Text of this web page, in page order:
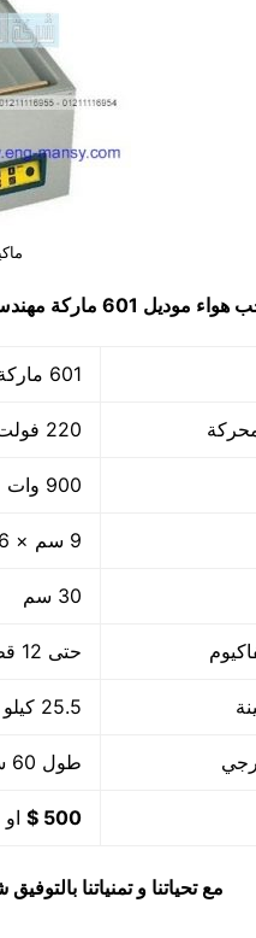
هواء موديل 601 ماركة مهندس منسي
601 ماركة مهندس منسي
220 فولت
900 وات +800 واط لحام
9 سم × 36 سم × 32 سم
30 سم
حتى 12 قطعة بالدقيقة اى 720 بالساعة او حسب حجم القطعة
25.5 كيلو
طول 60 سم × عرض 56 سم × ارتفاع 60 سم
500 $
مع تحياتنا و تمنياتنا